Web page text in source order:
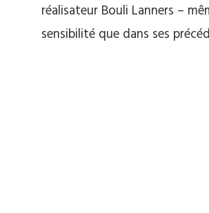
réalisateur Bouli Lanners –
sensibilité que dans ses